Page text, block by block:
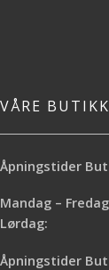
VÅRE
Åpningstider
Mandag –
Lørdag:
Åpningstider